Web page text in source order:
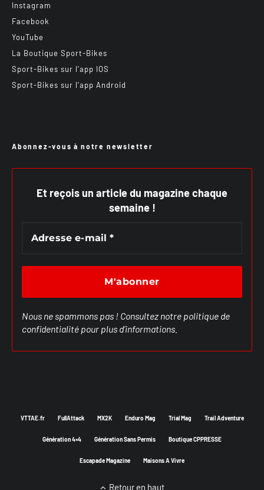
Instagram
Facebook
YouTube
La Boutique Sport-Bikes
Sport-Bikes sur l’app IOS
Sport-Bikes sur l’app Android
Abonnez-vous à notre newsletter
Et reçois un article du magazine chaque
semaine !
Nous ne spammons pas ! Consultez notre politique de
confidentialité pour plus d’informations.
VTTAE.fr FullAttack MX2K Enduro Mag Trial Mag Trail Adventure
Génération 4×4 Génération Sans Permis Boutique CPPRESSE
Escapade Magazine Maisons A Vivre
Retour en haut